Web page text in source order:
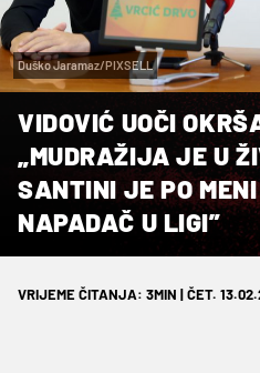
Duško Jaramaz/PIXSELL
VIDOVIĆ UOČI
„MUDRAŽIJA JE U
SANTINI JE PO
NAPADAČ U LIGI”
VRIJEME ČITANJA: 3MIN | ČET.